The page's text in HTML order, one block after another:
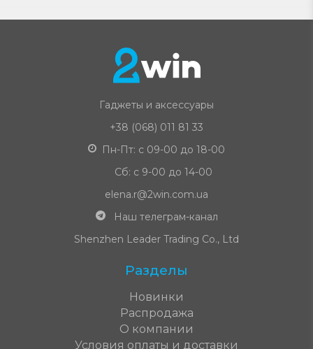
Гаджеты и аксессуары
+38 (068) 011 81 33
Пн-Пт: с 09-00 до 18-00
Сб: с 9-00 до 14-00
elena.r@2win.com.ua
Наш телеграм-канал
Shenzhen Leader Trading Co., Ltd
Разделы
Новинки
Распродажа
О компании
Условия оплаты и доставки